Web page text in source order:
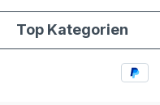
Top Kategorien